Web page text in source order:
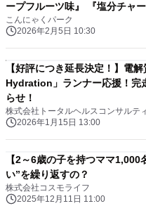
ープフルーツ味』 『塩分チャ
こんにゃくパーク
2026年2月5日 10:30
【好評につき延長決定！】電
Hydration」ランナー応援！完
らせ！
株式会社トータルヘルスコンサルテ
2026年1月15日 13:00
【2～6歳の子を持つママ
い”を繰り返すの？
株式会社コスモライフ
2025年12月11日 11:00